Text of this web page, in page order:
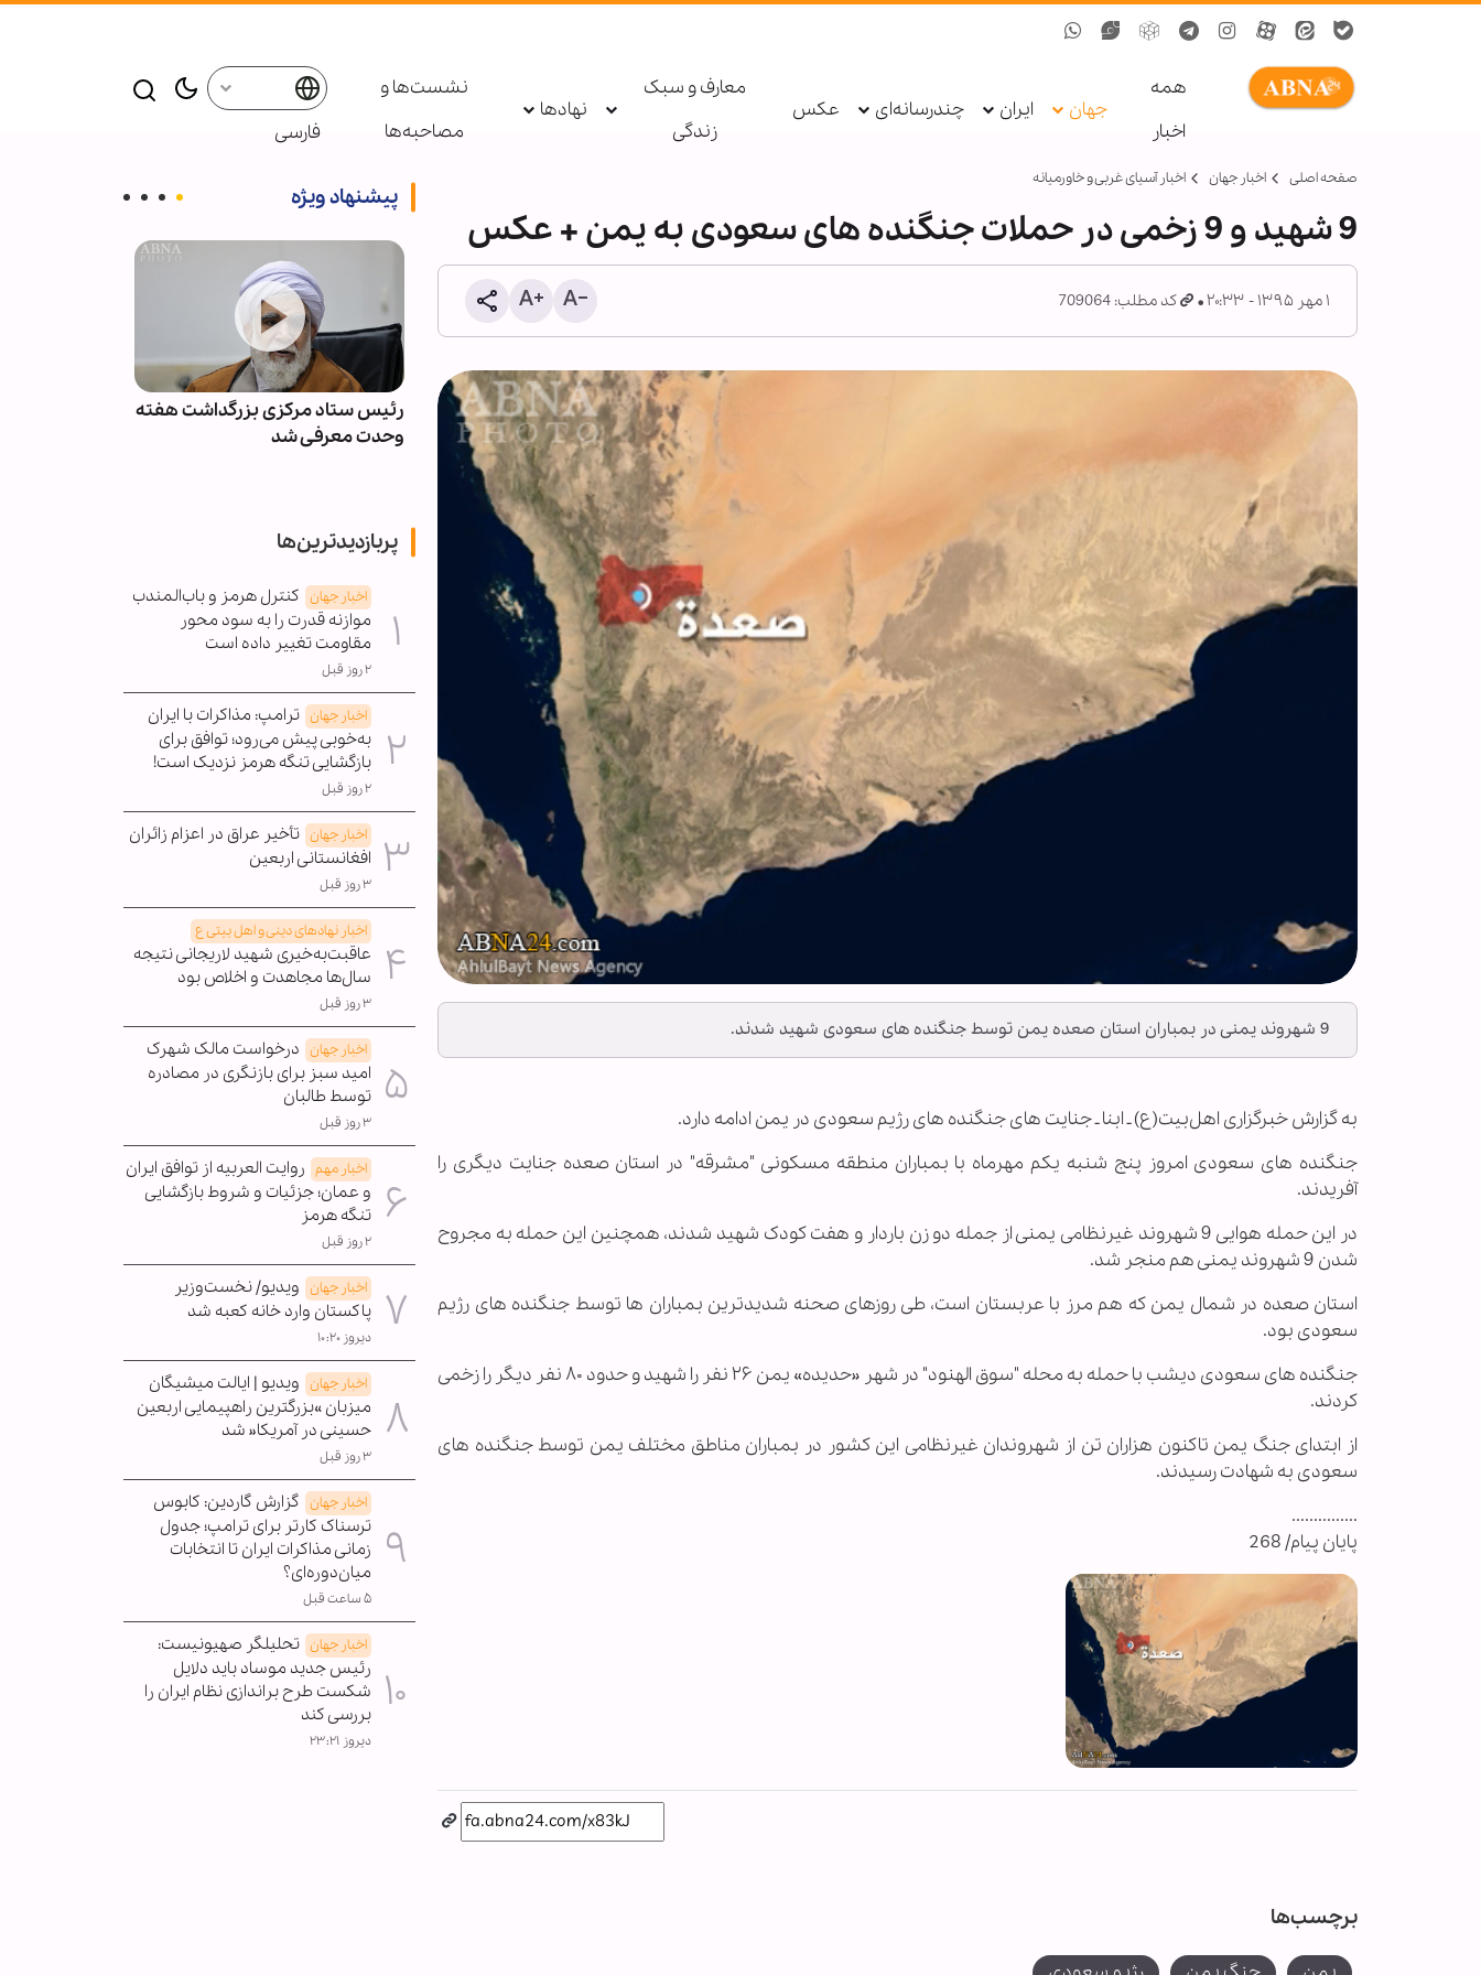
همه
اخبار
جهان ایران چندرسانه‌ای عکس
معارف و سبک
زندگی
نهادها
نشست‌ها و
مصاحبه‌ها
فارسی
صفحه اصلی اخبار جهان اخبار آسیای غربی و خاورمیانه
9 شهید و 9 زخمی در حملات جنگنده های سعودی به یمن + عکس
۱ مهر ۱۳۹۵ - ۲۰:۳۳ کد مطلب: 709064
9 شهروند یمنی در بمباران استان صعده یمن توسط جنگنده های سعودی شهید شدند.
به گزارش خبرگزاری اهل‌بیت(ع) ـ ابنا ـ جنایت های جنگنده های رژیم سعودی در یمن ادامه دارد.
جنگنده های سعودی امروز پنج شنبه یکم مهرماه با بمباران منطقه مسکونی "مشرقه" در استان صعده جنایت دیگری را
آفریدند.
در این حمله هوایی 9 شهروند غیرنظامی یمنی از جمله دو زن باردار و هفت کودک شهید شدند، همچنین این حمله به مجروح
شدن 9 شهروند یمنی هم منجر شد.
استان صعده در شمال یمن که هم مرز با عربستان است، طی روزهای صحنه شدیدترین بمباران ها توسط جنگنده های رژیم
سعودی بود.
جنگنده های سعودی دیشب با حمله به محله "سوق الهنود" در شهر «حدیده» یمن ۲۶ نفر را شهید و حدود ۸۰ نفر دیگر را زخمی
کردند.
از ابتدای جنگ یمن تاکنون هزاران تن از شهروندان غیرنظامی این کشور در بمباران مناطق مختلف یمن توسط جنگنده های
سعودی به شهادت رسیدند.
...............
پایان پیام/ 268
برچسب‌ها
پیشنهاد ویژه
نیوزویک: آیا پنج بحران هم‌زمان
می‌توانند جهان را به سمت جنگ
جهانی سوق دهند؟
رئیس ستاد مرکزی بزرگداشت هفته
وحدت معرفی شد
پربازدیدترین‌ها
اخبار جهان کنترل هرمز و باب‌المندب
موازنه قدرت را به سود محور
مقاومت تغییر داده است
۲ روز قبل
اخبار جهان ترامپ: مذاکرات با ایران
به‌خوبی پیش می‌رود؛ توافق برای
بازگشایی تنگه هرمز نزدیک است!
۲ روز قبل
اخبار جهان تأخیر عراق در اعزام زائران
افغانستانی اربعین
۳ روز قبل
اخبار نهادهای دینی و اهل بیتی ع
عاقبت‌به‌خیری شهید لاریجانی نتیجه
سال‌ها مجاهدت و اخلاص بود
۳ روز قبل
اخبار جهان درخواست مالک شهرک
امید سبز برای بازنگری در مصادره
توسط طالبان
۳ روز قبل
اخبار مهم روایت العربیه از توافق ایران
و عمان؛ جزئیات و شروط بازگشایی
تنگه هرمز
۲ روز قبل
اخبار جهان ویدیو/ نخست‌وزیر
پاکستان وارد خانه کعبه شد
دیروز ۱۰:۲۰
اخبار جهان ویدیو | ایالت میشیگان
میزبان »بزرگترین راهپیمایی اربعین
حسینی در آمریکا« شد
۳ روز قبل
اخبار جهان گزارش گاردین: کابوس
ترسناک کارتر برای ترامپ؛ جدول
زمانی مذاکرات ایران تا انتخابات
میان‌دوره‌ای؟
۵ ساعت قبل
اخبار جهان تحلیلگر صهیونیست:
رئیس جدید موساد باید دلایل
شکست طرح براندازی نظام ایران را
بررسی کند
دیروز ۲۳:۲۱